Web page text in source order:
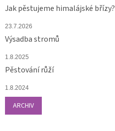
Jak pěstujeme himalájské břízy?
23.7.2026
Výsadba stromů
1.8.2025
Pěstování růží
1.8.2024
ARCHIV